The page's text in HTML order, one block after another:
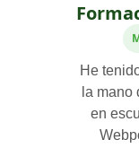
He
la mano
en